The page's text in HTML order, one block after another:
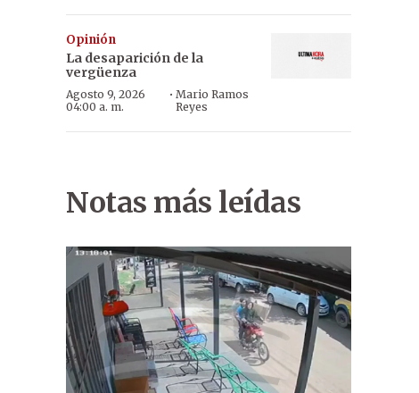
Opinión
La desaparición de la
vergüenza
Agosto 9, 2026
04:00 a. m.
· Mario Ramos
Reyes
Notas más leídas